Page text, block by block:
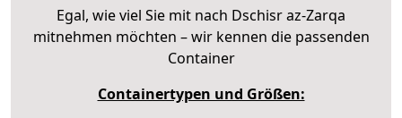
Egal, wie viel Sie mit nach Dschisr az-Zarqa
mitnehmen möchten – wir kennen die passenden
Container
Containertypen und Größen: